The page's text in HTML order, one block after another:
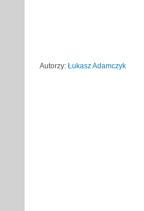
Autorzy: Łukasz Adamczyk